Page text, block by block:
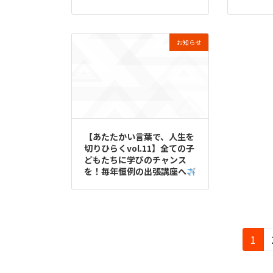
お知らせ
【あたたかい言葉で、人生を
切りひらくvol.11】全ての子
どもたちに学びのチャンス
を！毎年恒例の出張講座へ
固
定
1